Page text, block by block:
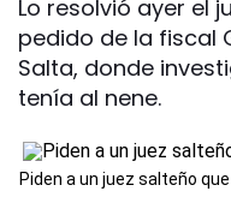
Lo resolvió ayer el
pedido de la fiscal
Salta, donde
tenía al nene.
Piden a un juez salteño